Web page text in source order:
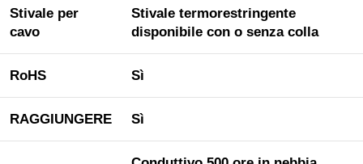
Stivale per
cavo
Stivale termorestringente
disponibile con o senza colla
RoHS Sì
RAGGIUNGERE Sì